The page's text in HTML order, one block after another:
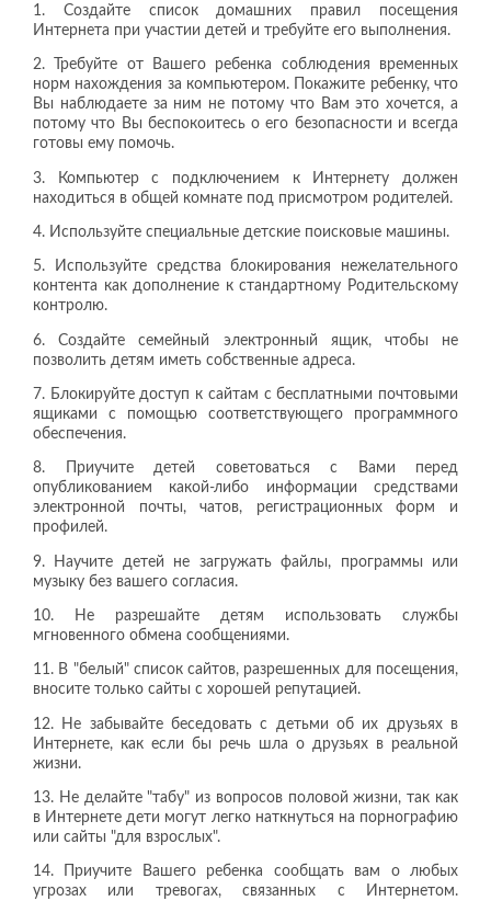
1. Создайте список домашних правил посещения
Интернета при участии детей и требуйте его выполнения.
2. Требуйте от Вашего ребенка соблюдения временных
норм нахождения за компьютером. Покажите ребенку, что
Вы наблюдаете за ним не потому что Вам это хочется, а
потому что Вы беспокоитесь о его безопасности и всегда
готовы ему помочь.
3. Компьютер с подключением к Интернету должен
находиться в общей комнате под присмотром родителей.
4. Используйте специальные детские поисковые машины.
5. Используйте средства блокирования нежелательного
контента как дополнение к стандартному Родительскому
контролю.
6. Создайте семейный электронный ящик, чтобы не
позволить детям иметь собственные адреса.
7. Блокируйте доступ к сайтам с бесплатными почтовыми
ящиками с помощью соответствующего программного
обеспечения.
8. Приучите детей советоваться с Вами перед
опубликованием какой-либо информации средствами
электронной почты, чатов, регистрационных форм и
профилей.
9. Научите детей не загружать файлы, программы или
музыку без вашего согласия.
10. Не разрешайте детям использовать службы
мгновенного обмена сообщениями.
11. В "белый" список сайтов, разрешенных для посещения,
вносите только сайты с хорошей репутацией.
12. Не забывайте беседовать с детьми об их друзьях в
Интернете, как если бы речь шла о друзьях в реальной
жизни.
13. Не делайте "табу" из вопросов половой жизни, так как
в Интернете дети могут легко наткнуться на порнографию
или сайты "для взрослых".
14. Приучите Вашего ребенка сообщать вам о любых
угрозах или тревогах, связанных с Интернетом.